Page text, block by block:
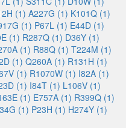
(1) A227G (1) K101Q (1)
(1) P67L (1) E44D (1)
(1) R287Q (1) D36Y (1)
(1) R88Q (1) T224M (1)
(1) Q260A (1) R131H (1)
(1) R1070W (1) I82A (1)
(1) I84T (1) L106V (1)
(1) E757A (1) R399Q (1)
(1) P23H (1) H274Y (1)